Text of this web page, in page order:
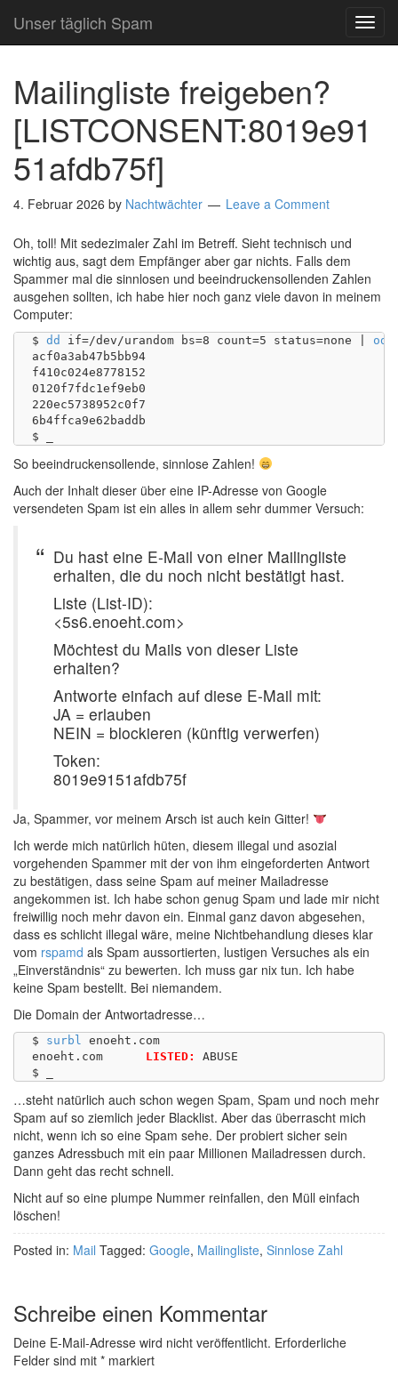
Unser täglich Spam
Mailingliste freigeben?
[LISTCONSENT:8019e91
51afdb75f]
4. Februar 2026 by Nachtwächter Leave a Comment
Oh, toll! Mit sedezimaler Zahl im Betreff. Sieht technisch und
wichtig aus, sagt dem Empfänger aber gar nichts. Falls dem
Spammer mal die sinnlosen und beeindruckensollenden Zahlen
ausgehen sollten, ich habe hier noch ganz viele davon in meinem
Computer:
$ dd if=/dev/urandom bs=8 count=5 status=none | od
acf0a3ab47b5bb94
f410c024e8778152
0120f7fdc1ef9eb0
220ec5738952c0f7
6b4ffca9e62baddb
So beeindruckensollende, sinnlose Zahlen!
Auch der Inhalt dieser über eine IP-Adresse von Google
versendeten Spam ist ein alles in allem sehr dummer Versuch:
Du hast eine E-Mail von einer Mailingliste
erhalten, die du noch nicht bestätigt hast.
Liste (List-ID):
<5s6.enoeht.com>
Möchtest du Mails von dieser Liste
erhalten?
Antworte einfach auf diese E-Mail mit:
JA = erlauben
NEIN = blockieren (künftig verwerfen)
Token:
8019e9151afdb75f
Ja, Spammer, vor meinem Arsch ist auch kein Gitter!
Ich werde mich natürlich hüten, diesem illegal und asozial
vorgehenden Spammer mit der von ihm eingeforderten Antwort
zu bestätigen, dass seine Spam auf meiner Mailadresse
angekommen ist. Ich habe schon genug Spam und lade mir nicht
freiwillig noch mehr davon ein. Einmal ganz davon abgesehen,
dass es schlicht illegal wäre, meine Nichtbehandlung dieses klar
vom rspamd als Spam aussortierten, lustigen Versuches als ein
„Einverständnis“ zu bewerten. Ich muss gar nix tun. Ich habe
keine Spam bestellt. Bei niemandem.
Die Domain der Antwortadresse…
$ surbl enoeht.com
LISTED:
ABUSE
…steht natürlich auch schon wegen Spam, Spam und noch mehr
Spam auf so ziemlich jeder Blacklist. Aber das überrascht mich
nicht, wenn ich so eine Spam sehe. Der probiert sicher sein
ganzes Adressbuch mit ein paar Millionen Mailadressen durch.
Dann geht das recht schnell.
Nicht auf so eine plumpe Nummer reinfallen, den Müll einfach
löschen!
Posted in: Mail Tagged: Google, Mailingliste, Sinnlose Zahl
Schreibe einen Kommentar
Deine E-Mail-Adresse wird nicht veröffentlicht. Erforderliche
Felder sind mit * markiert